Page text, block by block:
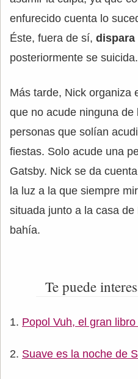
enfurecido cuenta lo
Éste, fuera de sí, dispara
posteriormente se suicida.
Más tarde, Nick organiza
que no acude ninguna de
personas que solían
fiestas. Solo acude una
Gatsby. Nick se da
la luz a la que siempre
situada junto a la casa de
bahía.
Te puede
Popol Vuh, el gran
Suave es la noche de